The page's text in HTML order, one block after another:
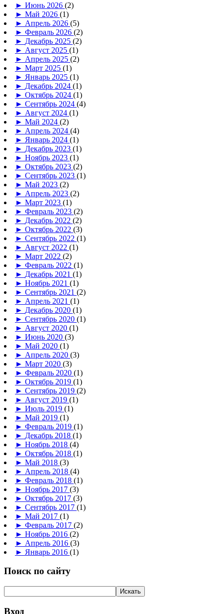
► Июнь 2026 (2)
► Май 2026 (1)
► Апрель 2026 (5)
► Февраль 2026 (2)
► Декабрь 2025 (2)
► Август 2025 (1)
► Апрель 2025 (2)
► Март 2025 (1)
► Январь 2025 (1)
► Декабрь 2024 (1)
► Октябрь 2024 (1)
► Сентябрь 2024 (4)
► Август 2024 (1)
► Май 2024 (2)
► Апрель 2024 (4)
► Январь 2024 (1)
► Декабрь 2023 (1)
► Ноябрь 2023 (1)
► Октябрь 2023 (2)
► Сентябрь 2023 (1)
► Май 2023 (2)
► Апрель 2023 (2)
► Март 2023 (1)
► Февраль 2023 (2)
► Декабрь 2022 (2)
► Октябрь 2022 (3)
► Сентябрь 2022 (1)
► Август 2022 (1)
► Март 2022 (2)
► Февраль 2022 (1)
► Декабрь 2021 (1)
► Ноябрь 2021 (1)
► Сентябрь 2021 (2)
► Апрель 2021 (1)
► Декабрь 2020 (1)
► Сентябрь 2020 (1)
► Август 2020 (1)
► Июнь 2020 (3)
► Май 2020 (1)
► Апрель 2020 (3)
► Март 2020 (3)
► Февраль 2020 (1)
► Октябрь 2019 (1)
► Сентябрь 2019 (2)
► Август 2019 (1)
► Июль 2019 (1)
► Май 2019 (1)
► Февраль 2019 (1)
► Декабрь 2018 (1)
► Ноябрь 2018 (4)
► Октябрь 2018 (1)
► Май 2018 (3)
► Апрель 2018 (4)
► Февраль 2018 (1)
► Ноябрь 2017 (3)
► Октябрь 2017 (3)
► Сентябрь 2017 (1)
► Май 2017 (1)
► Февраль 2017 (2)
► Ноябрь 2016 (2)
► Апрель 2016 (3)
► Январь 2016 (1)
Поиск по сайту
Вход